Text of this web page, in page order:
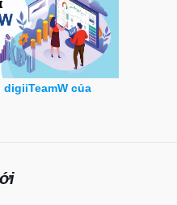
digiiTeamW của